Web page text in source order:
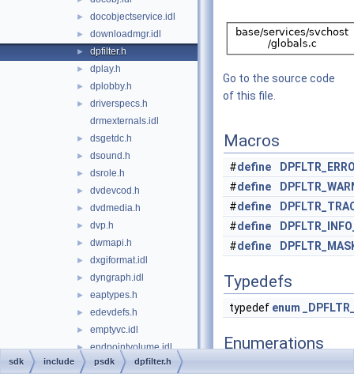
► docobjectservice.idl
► downloadmgr.idl
► dpfilter.h
► dplay.h
► dplobby.h
►
driverspecs.h
drmexternals.idl
► dsgetdc.h
► dsound.h
► dsrole.h
► dvdevcod.h
► dvdmedia.h
► dvp.h
► dwmapi.h
► dxgiformat.idl
► dyngraph.idl
► eaptypes.h
► edevdefs.h
► emptyvc.idl
► endpointvolume.idl
errorrep.h
Go to the source code
of this file.
Macros
#define
#define
#define
#define
#define
Typedefs
typedef enum
Enumerations
sdk include psdk dpfilter.h